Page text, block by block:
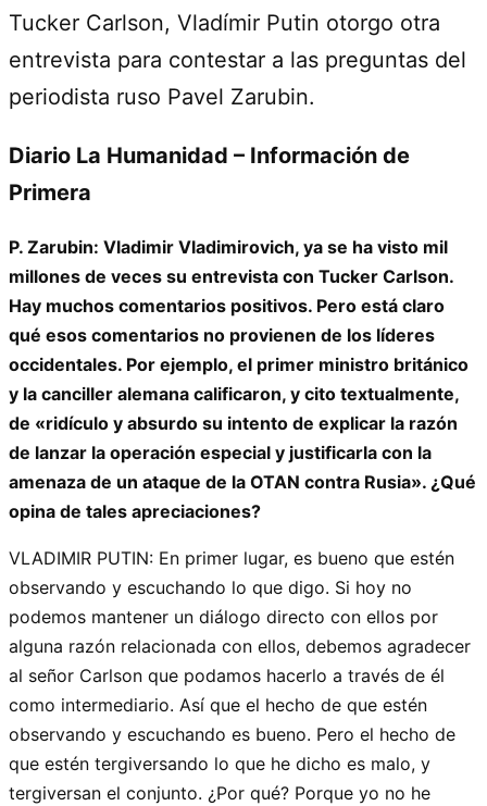
Tucker Carlson, Vladímir Putin otorgo otra
entrevista para contestar a las preguntas del
periodista ruso Pavel Zarubin.
Diario La Humanidad – Información de
Primera
P. Zarubin: Vladimir Vladimirovich, ya se ha visto mil
millones de veces su entrevista con Tucker Carlson.
Hay muchos comentarios positivos. Pero está claro
qué esos comentarios no provienen de los líderes
occidentales. Por ejemplo, el primer ministro británico
y la canciller alemana calificaron, y cito textualmente,
de «ridículo y absurdo su intento de explicar la razón
de lanzar la operación especial y justificarla con la
amenaza de un ataque de la OTAN contra Rusia». ¿Qué
opina de tales apreciaciones?
VLADIMIR PUTIN: En primer lugar, es bueno que estén
observando y escuchando lo que digo. Si hoy no
podemos mantener un diálogo directo con ellos por
alguna razón relacionada con ellos, debemos agradecer
al señor Carlson que podamos hacerlo a través de él
como intermediario. Así que el hecho de que estén
observando y escuchando es bueno. Pero el hecho de
que estén tergiversando lo que he dicho es malo, y
tergiversan el conjunto. ¿Por qué? Porque yo no he